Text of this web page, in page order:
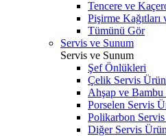
Tencere ve
Pişirme
Tümünü Gör
Servis ve Sunum
Servis ve Sunum
Şef Önlükleri
Çelik Servis
Ahşap ve
Porselen Servis
Polikarbon
Diğer Servis